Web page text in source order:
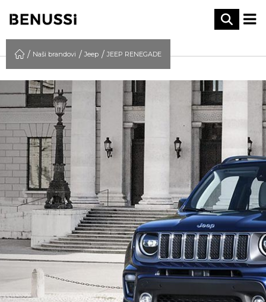
Naši brandovi Jeep JEEP RENEGADE